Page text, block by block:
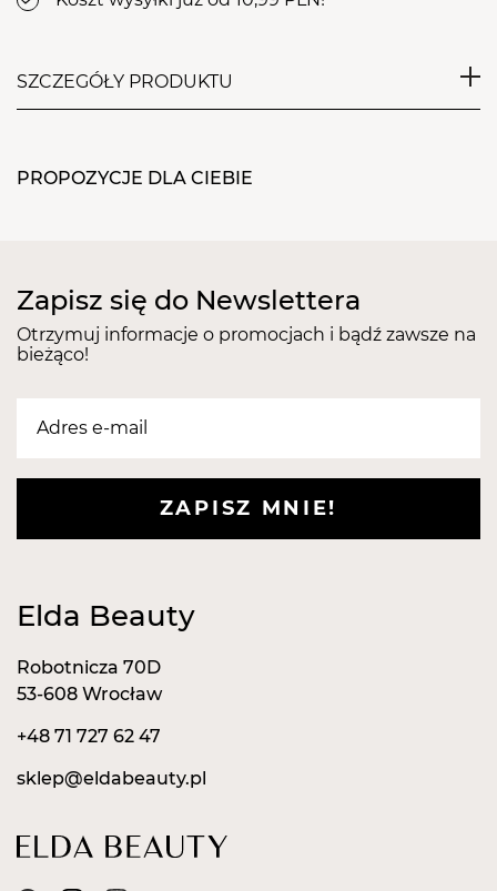
SZCZEGÓŁY PRODUKTU
nawilżania skóry. Przeznaczony do skutecznego i
wacik i wytrzeć obszar brwi przed koloryzacją.
Pojemność:250 ml
PROPOZYCJE DLA CIEBIE
Zapisz się do Newslettera
Otrzymuj informacje o promocjach i bądź zawsze na
bieżąco!
ZAPISZ MNIE!
Elda Beauty
Robotnicza 70D
53-608 Wrocław
+48 71 727 62 47
sklep@eldabeauty.pl